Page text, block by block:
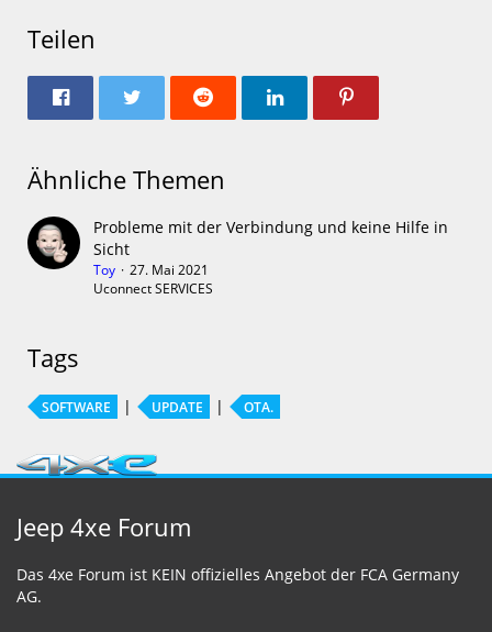
Teilen
Ähnliche Themen
Probleme mit der Verbindung und keine Hilfe in
Sicht
Toy
27. Mai 2021
Uconnect SERVICES
Tags
SOFTWARE UPDATE OTA.
Jeep 4xe Forum
Das 4xe Forum ist KEIN offizielles Angebot der FCA Germany
AG.